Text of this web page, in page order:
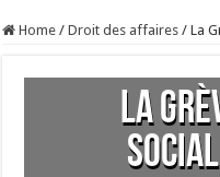
Home / Droit des affaires / La
La